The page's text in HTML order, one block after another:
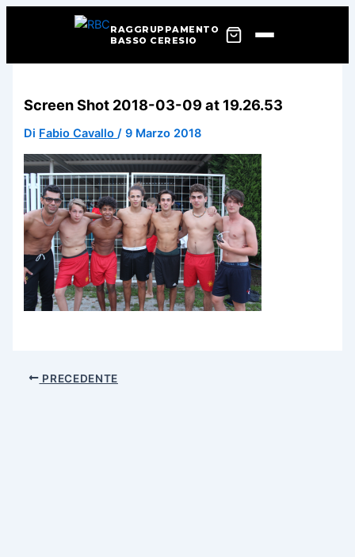
RAGGRUPPAMENTO
BASSO CERESIO
contenuto
Screen Shot 2018-03-09 at 19.26.53
Di Fabio Cavallo/9 Marzo 2018
PRECEDENTE